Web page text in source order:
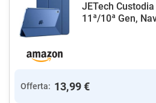
JETech
11ª/10ª Gen,
Offerta: 13,99 €